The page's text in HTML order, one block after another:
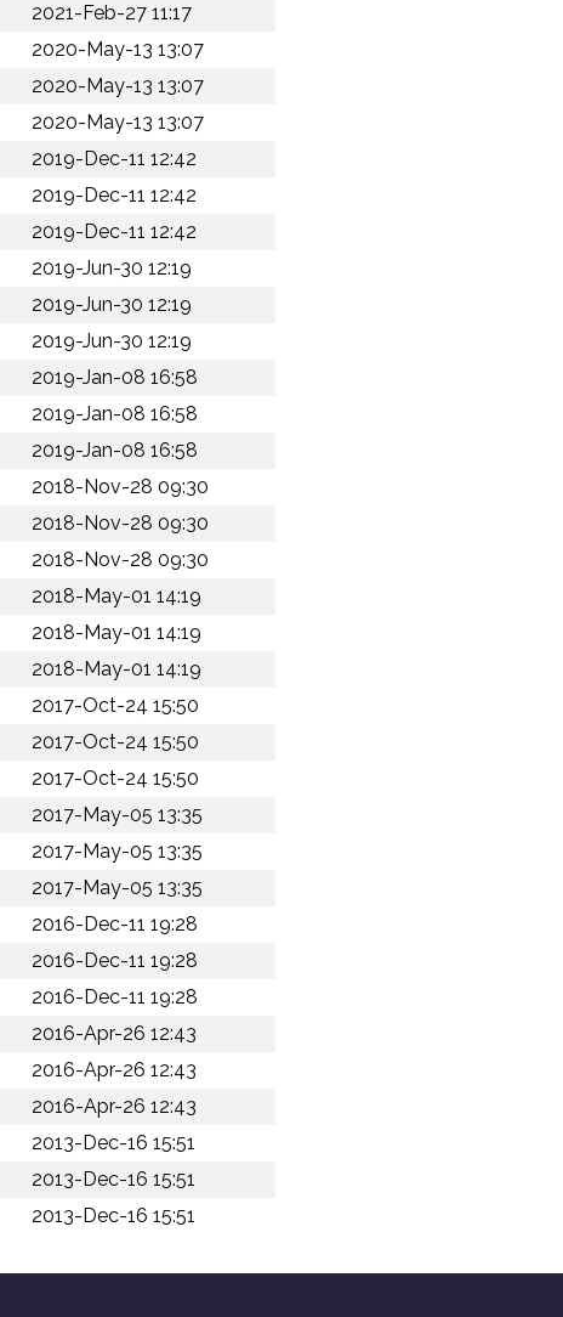
2021-Feb-27 11:17
2020-May-13 13:07
2020-May-13 13:07
2020-May-13 13:07
2019-Dec-11 12:42
2019-Dec-11 12:42
2019-Dec-11 12:42
2019-Jun-30 12:19
2019-Jun-30 12:19
2019-Jun-30 12:19
2019-Jan-08 16:58
2019-Jan-08 16:58
2019-Jan-08 16:58
2018-Nov-28 09:30
2018-Nov-28 09:30
2018-Nov-28 09:30
2018-May-01 14:19
2018-May-01 14:19
2018-May-01 14:19
2017-Oct-24 15:50
2017-Oct-24 15:50
2017-Oct-24 15:50
2017-May-05 13:35
2017-May-05 13:35
2017-May-05 13:35
2016-Dec-11 19:28
2016-Dec-11 19:28
2016-Dec-11 19:28
2016-Apr-26 12:43
2016-Apr-26 12:43
2016-Apr-26 12:43
2013-Dec-16 15:51
2013-Dec-16 15:51
2013-Dec-16 15:51